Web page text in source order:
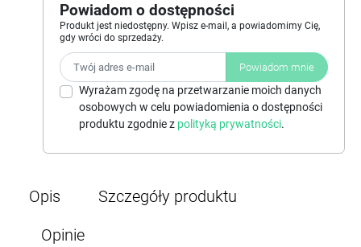
Powiadom o dostępności
Produkt jest niedostępny. Wpisz e-mail, a powiadomimy Cię,
gdy wróci do sprzedaży.
Powiadom mnie
Wyrażam zgodę na przetwarzanie moich danych
osobowych w celu powiadomienia o dostępności
produktu zgodnie z polityką prywatności.
Opis
Szczegóły produktu
Opinie